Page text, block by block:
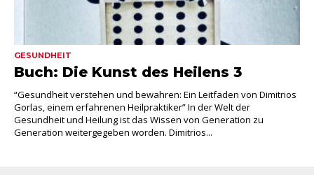
GESUNDHEIT
Buch: Die Kunst des Heilens 3
“Gesundheit verstehen und bewahren: Ein Leitfaden von Dimitrios
Gorlas, einem erfahrenen Heilpraktiker” In der Welt der
Gesundheit und Heilung ist das Wissen von Generation zu
Generation weitergegeben worden. Dimitrios...